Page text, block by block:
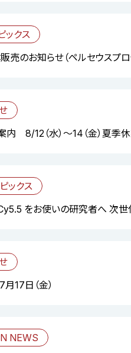
ックス
売のお知らせ（ペルセウスプロ
8/12（水）～14（金）夏季
ックス
をお使いの研究者へ 次
17日（金）
NEWS